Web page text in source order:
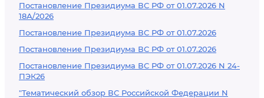
Постановление Президиума ВС РФ от 01.07.2026 N
18А/2026
Постановление Президиума ВС РФ от 01.07.2026
Постановление Президиума ВС РФ от 01.07.2026
Постановление Президиума ВС РФ от 01.07.2026 N 24-
ПЭК26
"Тематический обзор ВС Российской Федерации N